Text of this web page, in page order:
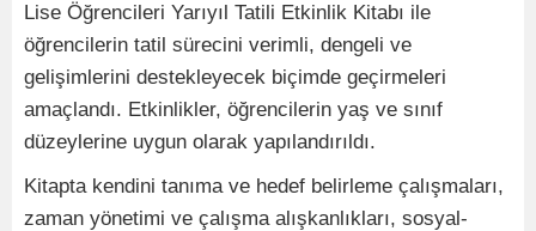
Lise Öğrencileri Yarıyıl Tatili Etkinlik Kitabı ile
öğrencilerin tatil sürecini verimli, dengeli ve
gelişimlerini destekleyecek biçimde geçirmeleri
amaçlandı. Etkinlikler, öğrencilerin yaş ve sınıf
düzeylerine uygun olarak yapılandırıldı.
Kitapta kendini tanıma ve hedef belirleme çalışmaları,
zaman yönetimi ve çalışma alışkanlıkları, sosyal-